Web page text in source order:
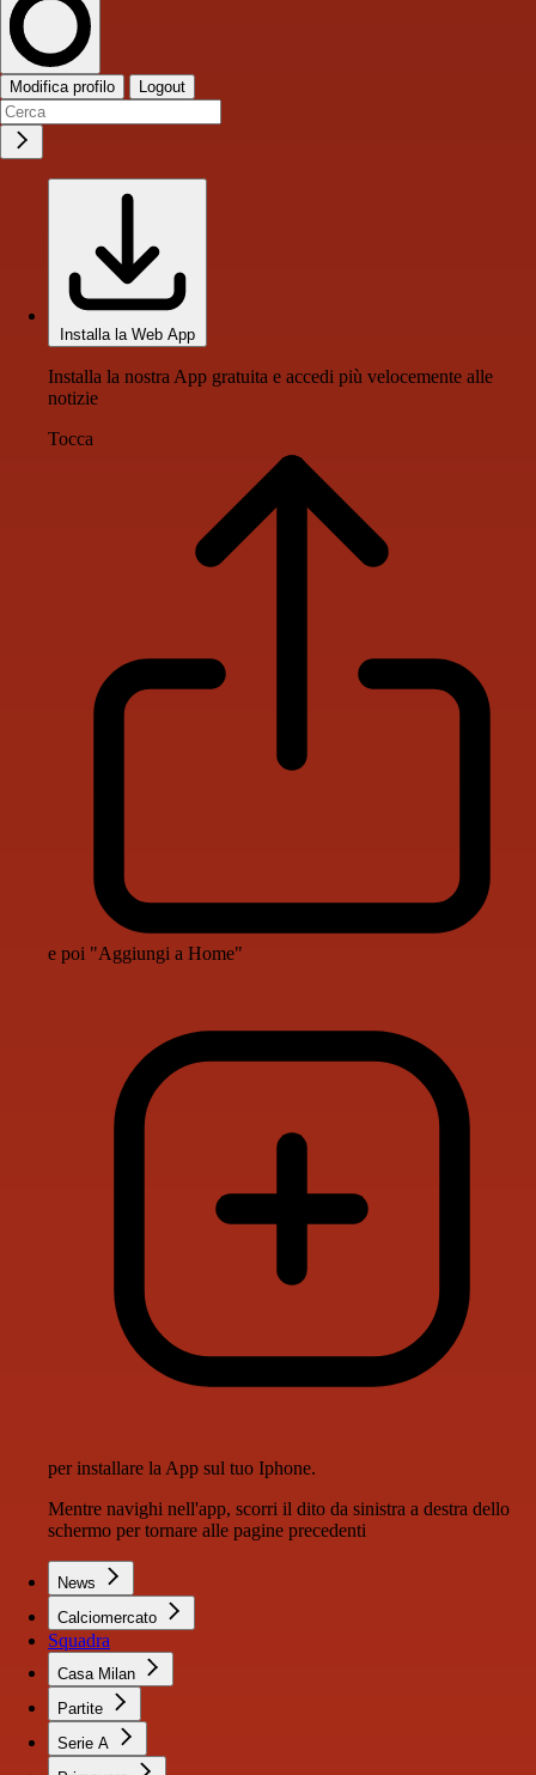
Modifica profilo Logout
Installa la Web App
Installa la nostra App gratuita e accedi più velocemente alle
notizie
Tocca
e poi "Aggiungi a Home"
per installare la App sul tuo Iphone.
Mentre navighi nell'app, scorri il dito da sinistra a destra dello
schermo per tornare alle pagine precedenti
News
Calciomercato
Squadra
Casa Milan
Partite
Serie A